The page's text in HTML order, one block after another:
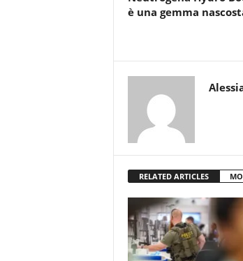
è una gemma
RELATED ARTICLES